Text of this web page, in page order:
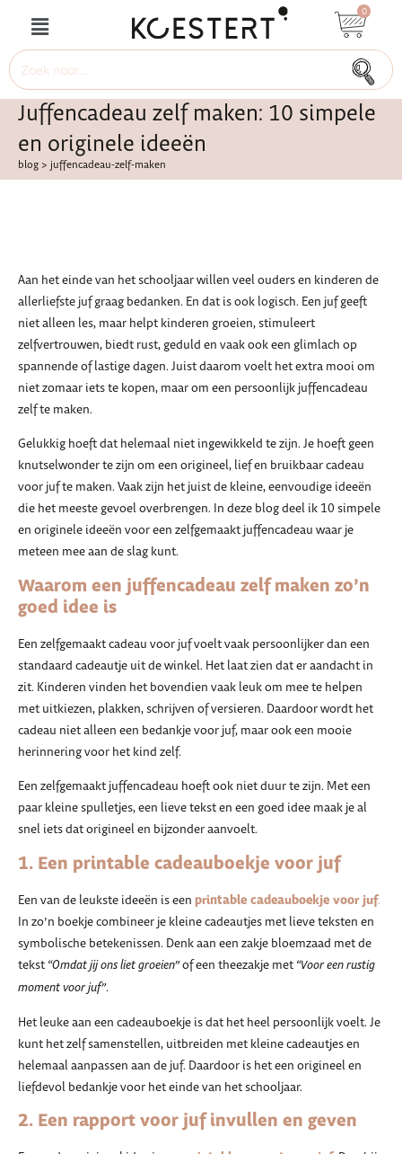
0
Juffencadeau zelf maken: 10 simpele
en originele ideeën
blog> juffencadeau-zelf-maken
Aan het einde van het schooljaar willen veel ouders en kinderen de
allerliefste juf graag bedanken. En dat is ook logisch. Een juf geeft
niet alleen les, maar helpt kinderen groeien, stimuleert
zelfvertrouwen, biedt rust, geduld en vaak ook een glimlach op
spannende of lastige dagen. Juist daarom voelt het extra mooi om
niet zomaar iets te kopen, maar om een persoonlijk juffencadeau
zelf te maken.
Gelukkig hoeft dat helemaal niet ingewikkeld te zijn. Je hoeft geen
knutselwonder te zijn om een origineel, lief en bruikbaar cadeau
voor juf te maken. Vaak zijn het juist de kleine, eenvoudige ideeën
die het meeste gevoel overbrengen. In deze blog deel ik 10 simpele
en originele ideeën voor een zelfgemaakt juffencadeau waar je
meteen mee aan de slag kunt.
Waarom een juffencadeau zelf maken zo’n
goed idee is
Een zelfgemaakt cadeau voor juf voelt vaak persoonlijker dan een
standaard cadeautje uit de winkel. Het laat zien dat er aandacht in
zit. Kinderen vinden het bovendien vaak leuk om mee te helpen
met uitkiezen, plakken, schrijven of versieren. Daardoor wordt het
cadeau niet alleen een bedankje voor juf, maar ook een mooie
herinnering voor het kind zelf.
Een zelfgemaakt juffencadeau hoeft ook niet duur te zijn. Met een
paar kleine spulletjes, een lieve tekst en een goed idee maak je al
snel iets dat origineel en bijzonder aanvoelt.
1. Een printable cadeauboekje voor juf
Een van de leukste ideeën is een printable cadeauboekje voor juf.
In zo’n boekje combineer je kleine cadeautjes met lieve teksten en
symbolische betekenissen. Denk aan een zakje bloemzaad met de
tekst “Omdat jij ons liet groeien”of een theezakje met “Voor een rustig
moment voor juf”.
Het leuke aan een cadeauboekje is dat het heel persoonlijk voelt. Je
kunt het zelf samenstellen, uitbreiden met kleine cadeautjes en
helemaal aanpassen aan de juf. Daardoor is het een origineel en
liefdevol bedankje voor het einde van het schooljaar.
2. Een rapport voor juf invullen en geven